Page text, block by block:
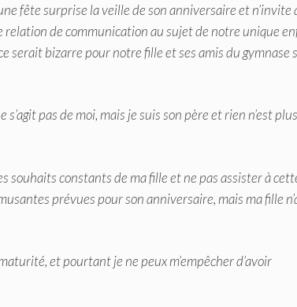
fête surprise la veille de son anniversaire et n’invite
relation de communication au sujet de notre unique
serait bizarre pour notre fille et ses amis du gymnase
s’agit pas de moi, mais je suis son père et rien n’est plus
souhaits constants de ma fille et ne pas assister à
prévues pour son anniversaire, mais ma fille
et pourtant je ne peux m’empêcher d’avoir